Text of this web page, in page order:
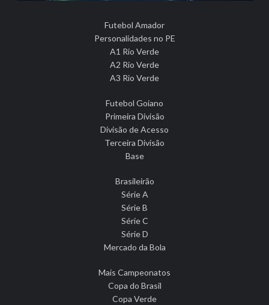
Futebol Amador
Personalidades no PE
A1 Rio Verde
A2 Rio Verde
A3 Rio Verde
Futebol Goiano
Primeira Divisão
Divisão de Acesso
Terceira Divisão
Base
Brasileirão
Série A
Série B
Série C
Série D
Mercado da Bola
Mais Campeonatos
Copa do Brasil
Copa Verde